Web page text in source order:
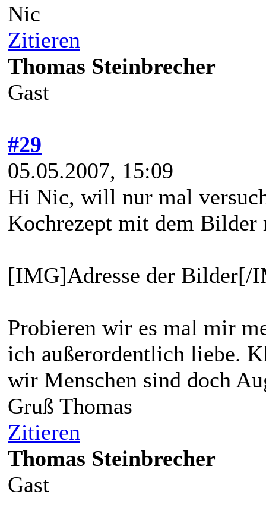
Nic
Zitieren
Thomas Steinbrecher
Gast
#29
05.05.2007, 15:09
Hi Nic, will nur mal
Kochrezept mit dem Bilder
[IMG]Adresse der Bilder[/
Probieren wir es mal mir
ich außerordentlich liebe.
wir Menschen sind doch
Gruß Thomas
Zitieren
Thomas Steinbrecher
Gast